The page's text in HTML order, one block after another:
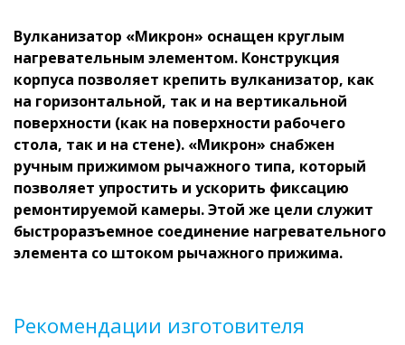
Вулканизатор «Микрон» оснащен круглым
нагревательным элементом. Конструкция
корпуса позволяет крепить вулканизатор, как
на горизонтальной, так и на вертикальной
поверхности (как на поверхности рабочего
стола, так и на стене). «Микрон» снабжен
ручным прижимом рычажного типа, который
позволяет упростить и ускорить фиксацию
ремонтируемой камеры. Этой же цели служит
быстроразъемное соединение нагревательного
элемента со штоком рычажного прижима.
Рекомендации изготовителя